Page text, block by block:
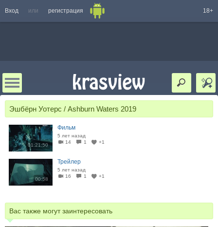
Вход или регистрация 18+
Эшбёрн Уотерс / Ashburn Waters 2019
01:21:50
Фильм
5 лет назад
14
1 +1
00:58
Трейлер
5 лет назад
16
1 +1
Вас также могут заинтересовать